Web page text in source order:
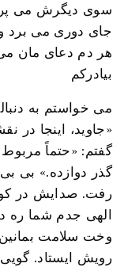
سوی دیگرش می
جای دوری می برد
هر دم دعای مان
بیادرکم
می خواستم به
«جاوید، اینجا در
گفتم: «حتماً
گذر دوازده.» بی
رفت. صدایش در
وخت سلامت
رویش ایستاد. گویی